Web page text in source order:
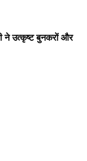
ने उत्कृष्ट बुनकरों और